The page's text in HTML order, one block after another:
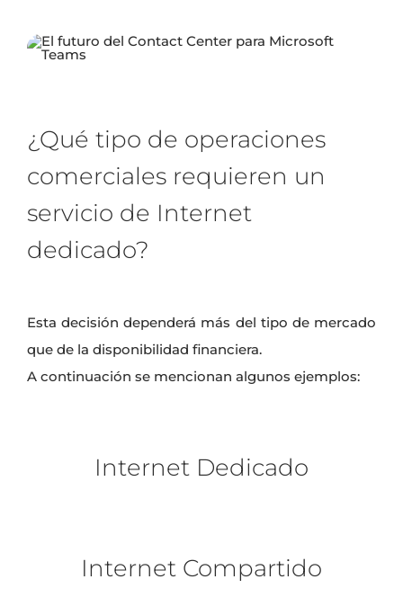
¿Qué tipo de operaciones
comerciales requieren un
servicio de Internet
dedicado?
Esta decisión dependerá más del tipo de mercado
que de la disponibilidad financiera.
A continuación se mencionan algunos ejemplos:
Internet Dedicado
Internet Compartido